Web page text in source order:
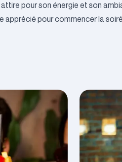
attire pour son énergie et son
apprécié pour commencer la